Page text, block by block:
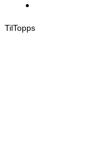
TilTopps